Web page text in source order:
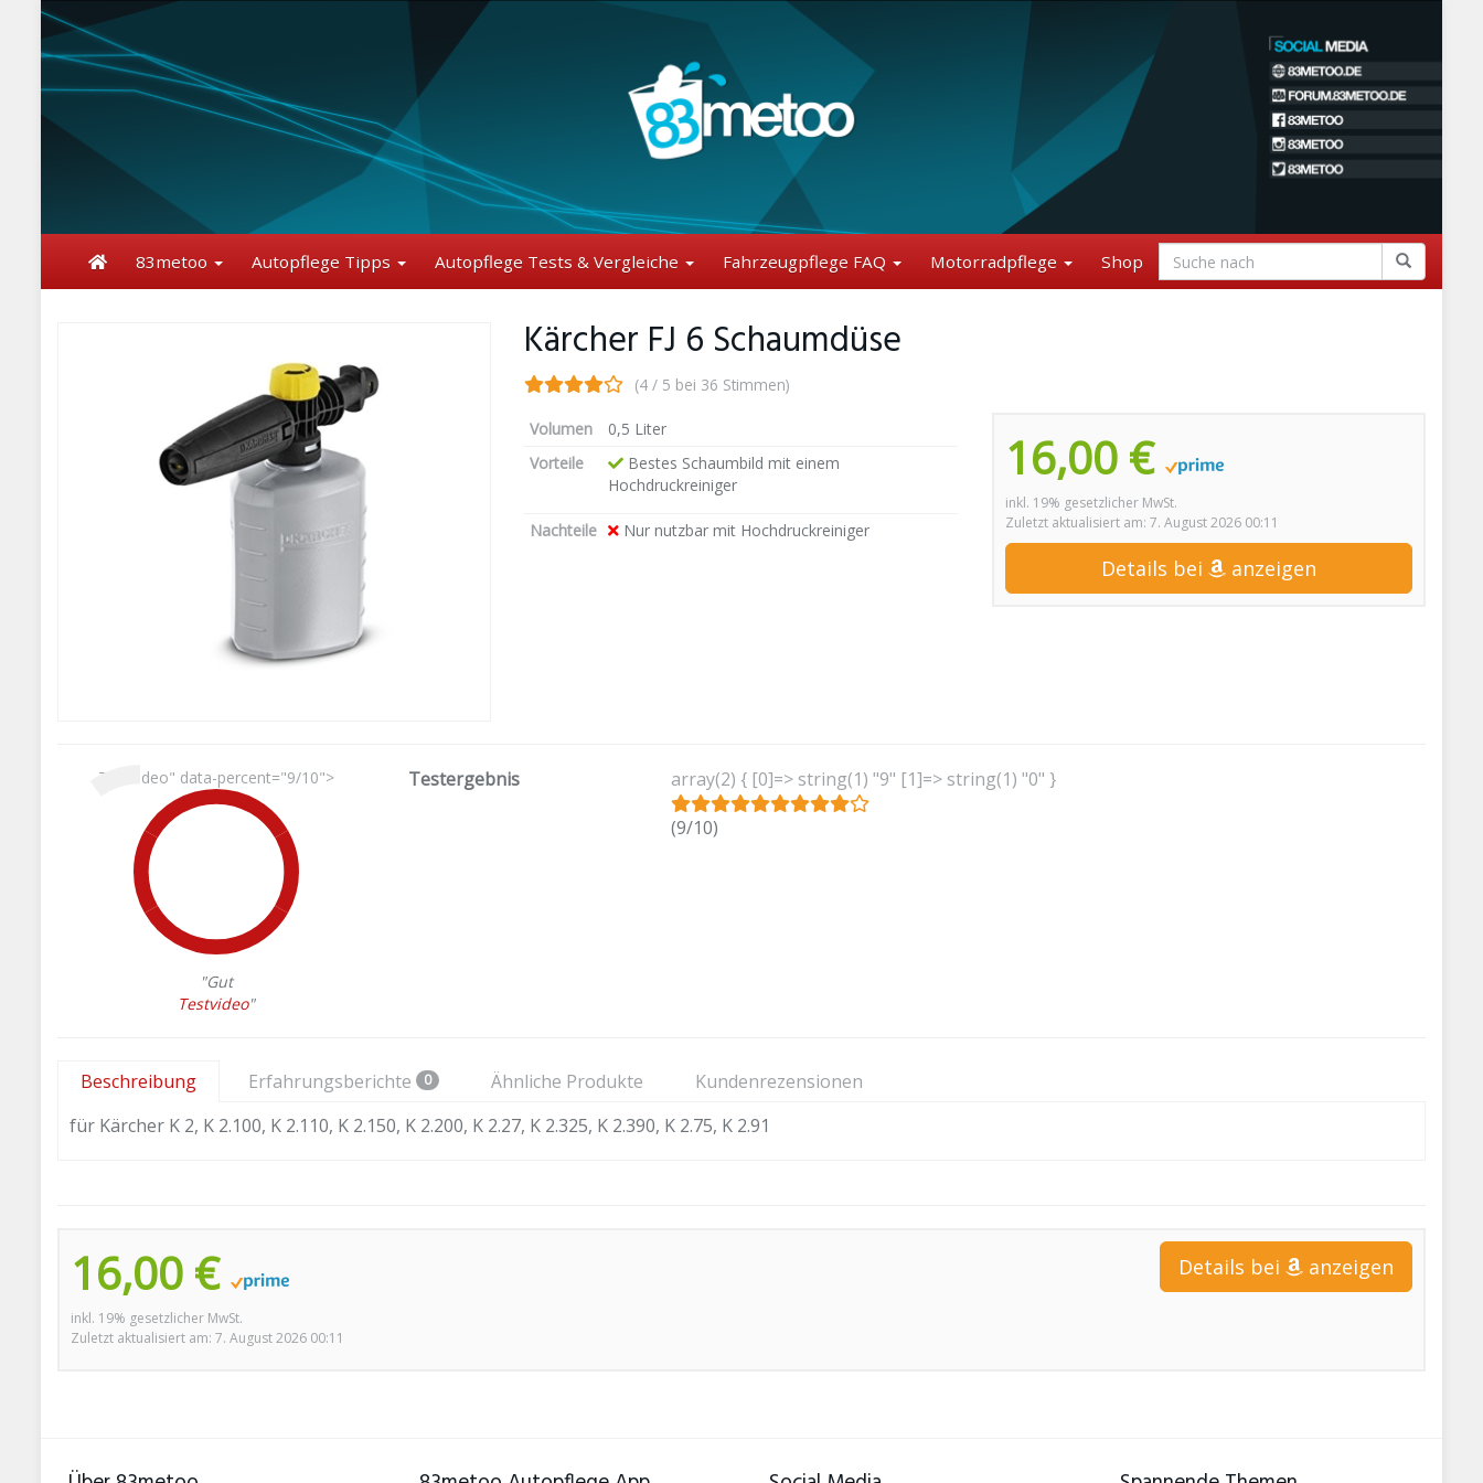
content
83metoo Autopflege Tipps Autopflege Tests & Vergleiche Fahrzeugpflege FAQ Motorradpflege Shop
Kärcher FJ 6 Schaumdüse
(4 / 5 bei 36 Stimmen)
16,00 €
inkl. 19% gesetzlicher MwSt.
Zuletzt aktualisiert am: 7. August 2026 00:11
Details bei anzeigen
Volumen
0,5 Liter
Vorteile
Bestes Schaumbild mit einem
Hochdruckreiniger
Nachteile Nur nutzbar mit Hochdruckreiniger
Testvideo" data-percent="9/10">
"Gut
Testvideo"
Testergebnis
array(2) { [0]=> string(1) "9" [1]=> string(1) "0" }
(9/10)
Beschreibung Erfahrungsberichte 0 Ähnliche Produkte
Kundenrezensionen
für Kärcher K 2, K 2.100, K 2.110, K 2.150, K 2.200, K 2.27, K 2.325, K 2.390, K 2.75, K 2.91
16,00 €
inkl. 19% gesetzlicher MwSt.
Zuletzt aktualisiert am: 7. August 2026 00:11
Details bei anzeigen